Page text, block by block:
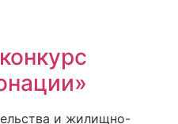
и жилищно-